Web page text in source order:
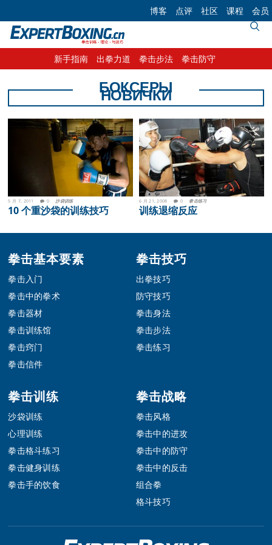
to
primary
to
main
to
footer
博客 点评 社区 课程 会员
新手指南 出拳力道 拳击步法 拳击防守
БОКСЕРЫ
НОВИЧКИ
5 月 7, 2011 沙袋训练
0
10 个重沙袋的训练技巧
6 月 21, 2008 拳击练习
0
训练退缩反应
Footer
拳击基本要素
拳击入门
拳击中的拳术
拳击器材
拳击训练馆
拳击窍门
拳击信件
拳击技巧
出拳技巧
防守技巧
拳击身法
拳击步法
拳击练习
拳击训练
沙袋训练
心理训练
拳击格斗练习
拳击健身训练
拳击手的饮食
拳击战略
拳击风格
拳击中的进攻
拳击中的防守
拳击中的反击
组合拳
格斗技巧